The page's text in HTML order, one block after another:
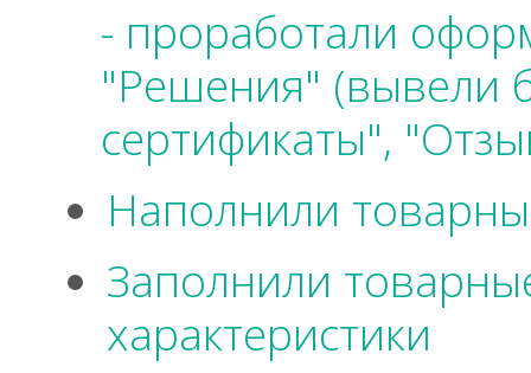
- проработали
"Решения" (вывели
сертификаты",
Наполнили
Заполнили
характеристики